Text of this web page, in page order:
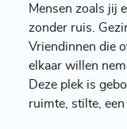
Mensen zoals jij
zonder ruis.
Vriendinnen die
elkaar willen
Deze plek is
ruimte, stilte,